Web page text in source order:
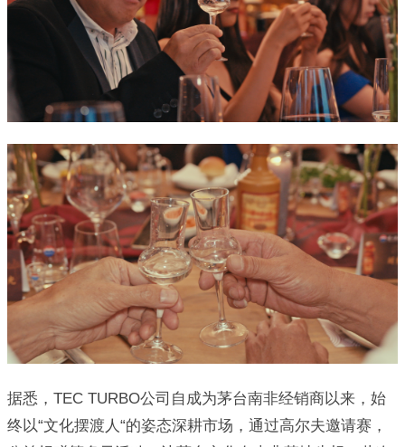
据悉，TEC TURBO公司自成为茅台南非经销商以来，始
终以“文化摆渡人“的姿态深耕市场，通过高尔夫邀请赛，